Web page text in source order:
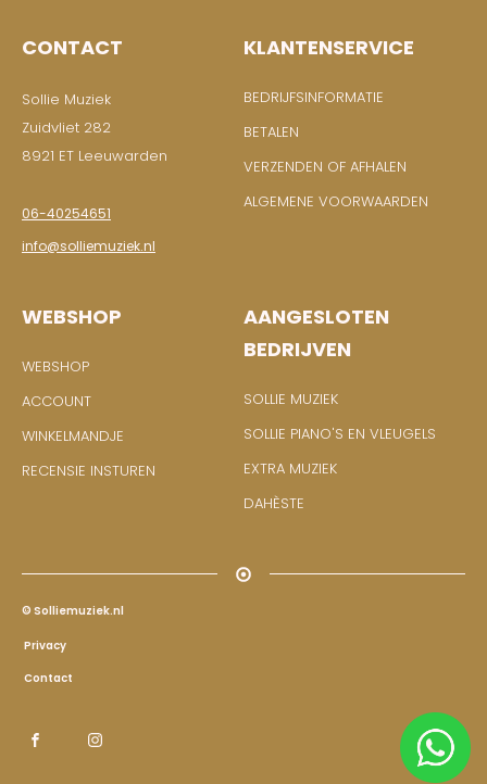
CONTACT
Sollie Muziek
Zuidvliet 282
8921 ET Leeuwarden
06-40254651
info@solliemuziek.nl
KLANTENSERVICE
BEDRIJFSINFORMATIE
BETALEN
VERZENDEN OF AFHALEN
ALGEMENE VOORWAARDEN
WEBSHOP
WEBSHOP
ACCOUNT
WINKELMANDJE
RECENSIE INSTUREN
AANGESLOTEN
BEDRIJVEN
SOLLIE MUZIEK
SOLLIE PIANO'S EN VLEUGELS
EXTRA MUZIEK
DAHÈSTE
© Solliemuziek.nl
Privacy
Contact